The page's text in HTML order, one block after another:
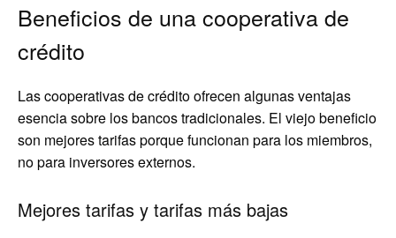
Beneficios de una cooperativa de
crédito
Las cooperativas de crédito ofrecen algunas ventajas
esencia sobre los bancos tradicionales. El viejo beneficio
son mejores tarifas porque funcionan para los miembros,
no para inversores externos.
Mejores tarifas y tarifas más bajas